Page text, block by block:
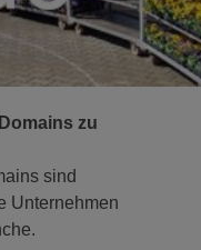
zu
sind
Unternehmen